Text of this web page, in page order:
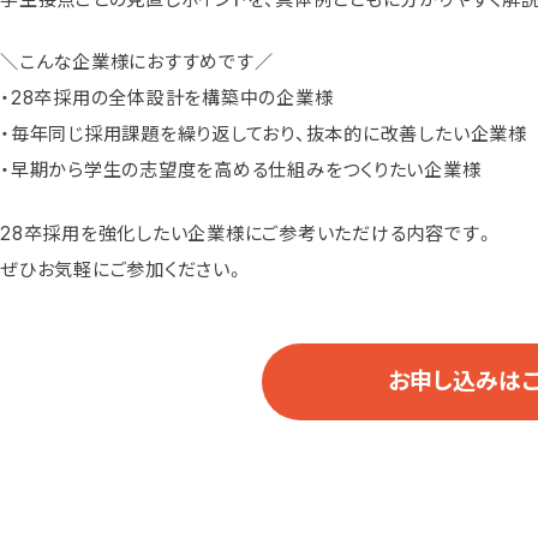
＼こんな企業様におすすめです／
・28卒採用の全体設計を構築中の企業様
・毎年同じ採用課題を繰り返しており、抜本的に改善したい企業様
・早期から学生の志望度を高める仕組みをつくりたい企業様
28卒採用を強化したい企業様にご参考いただける内容です。
ぜひお気軽にご参加ください。
お申し込みは